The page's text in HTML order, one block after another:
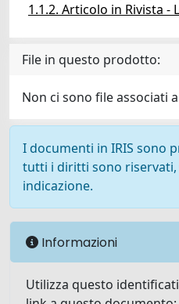
1.1.2. Articolo in Rivista -
File in questo prodotto:
Non ci sono file associati
I documenti in IRIS sono
tutti i diritti sono riservati,
indicazione.
Informazioni
Utilizza questo